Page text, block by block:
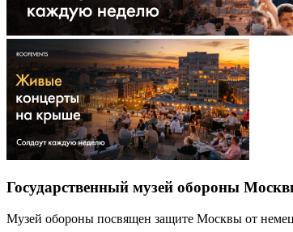
Государственный музей обороны
Музей обороны посвящен защите Москвы от